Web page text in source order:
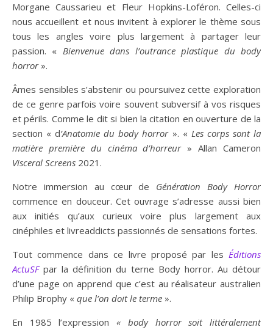
Morgane Caussarieu et Fleur Hopkins-Loféron. Celles-ci
nous accueillent et nous invitent à explorer le thème sous
tous les angles voire plus largement à partager leur
passion. « Bienvenue dans l’outrance plastique du body
horror».
Âmes sensibles s’abstenir ou poursuivez cette exploration
de ce genre parfois voire souvent subversif à vos risques
et périls. Comme le dit si bien la citation en ouverture de la
section « d’Anatomie du body horror ». « Les corps sont la
matière première du cinéma d’horreur» Allan Cameron
Visceral Screens 2021.
Notre immersion au cœur de Génération Body Horror
commence en douceur. Cet ouvrage s’adresse aussi bien
aux initiés qu’aux curieux voire plus largement aux
cinéphiles et livreaddicts passionnés de sensations fortes.
Tout commence dans ce livre proposé par les Éditions
ActuSFpar la définition du terne Body horror. Au détour
d’une page on apprend que c’est au réalisateur australien
Philip Brophy « que l’on doit le terme ».
En 1985 l’expression« body horror soit littéralement